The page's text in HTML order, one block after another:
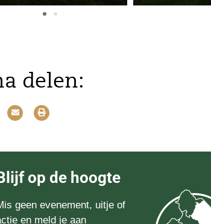
delen:
op de hoogte
geen evenement, uitje of
en meld je aan